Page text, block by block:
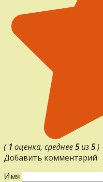
( 1 оценка, среднее5из5)
Добавить комментарий
Имя